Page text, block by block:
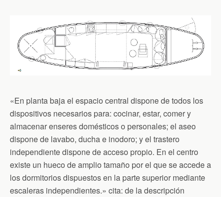
«En planta baja el espacio central dispone de todos los
dispositivos necesarios para: cocinar, estar, comer y
almacenar enseres domésticos o personales; el aseo
dispone de lavabo, ducha e inodoro; y el trastero
independiente dispone de acceso propio. En el centro
existe un hueco de amplio tamaño por el que se accede a
los dormitorios dispuestos en la parte superior mediante
escaleras independientes.» cita: de la descripción